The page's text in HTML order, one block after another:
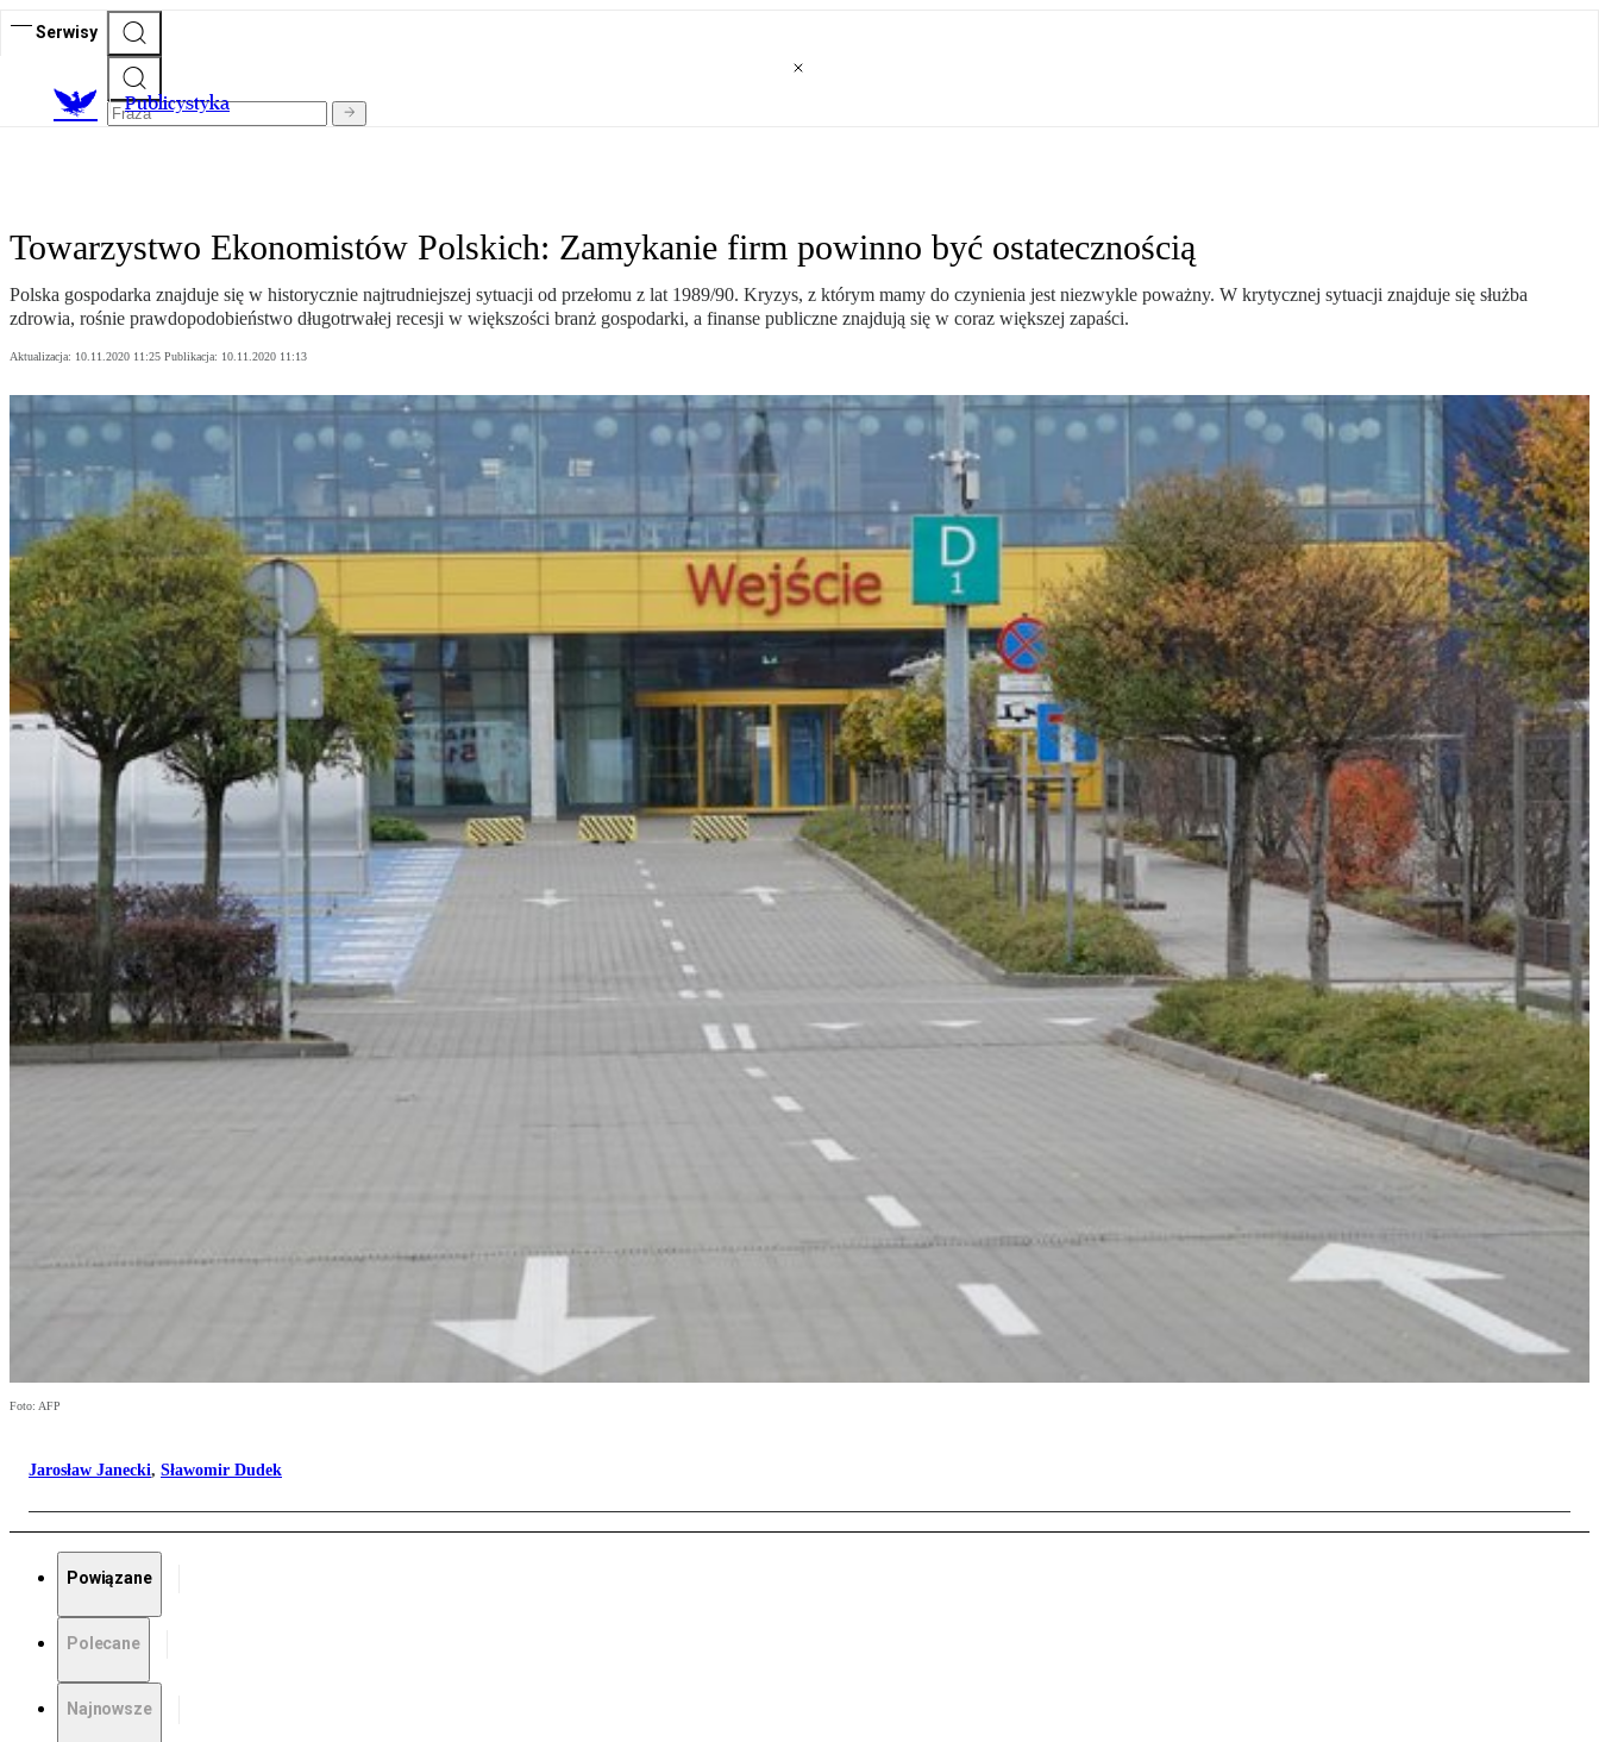
Serwisy
Publicystyka
Towarzystwo Ekonomistów Polskich: Zamykanie firm powinno być ostatecznością
Polska gospodarka znajduje się w historycznie najtrudniejszej sytuacji od przełomu z lat 1989/90. Kryzys, z którym mamy do czynienia jest niezwykle poważny. W krytycznej sytuacji znajduje się służba
zdrowia, rośnie prawdopodobieństwo długotrwałej recesji w większości branż gospodarki, a finanse publiczne znajdują się w coraz większej zapaści.
Aktualizacja: 10.11.2020 11:25 Publikacja: 10.11.2020 11:13
Foto: AFP
Jarosław Janecki, Sławomir Dudek
Powiązane
Polecane
Najnowsze